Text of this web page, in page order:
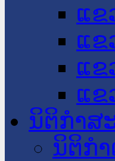
ແຂ
ແຂ
ແຂ
ແຂ
ນິຕິກໍາສ
ນິຕິກ